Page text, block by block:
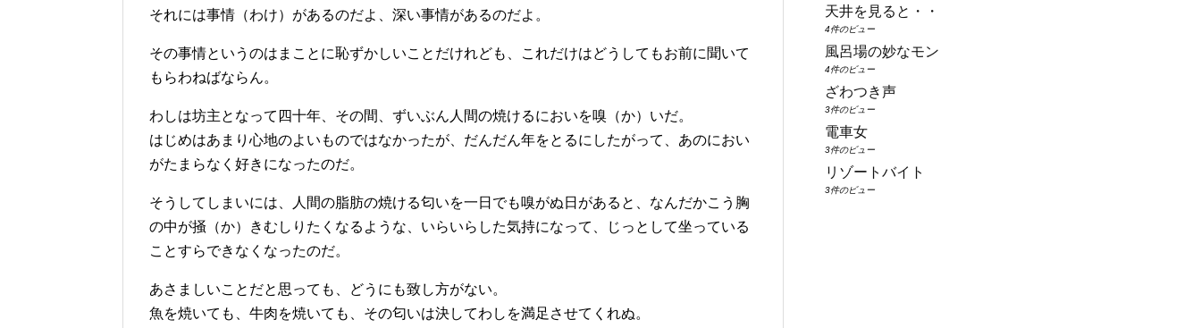
それには事情（わけ）があるのだよ、深い事情があるのだよ。
その事情というのはまことに恥ずかしいことだけれども、これだけはどうしてもお前に聞いて
もらわねばならん。
わしは坊主となって四十年、その間、ずいぶん人間の焼けるにおいを嗅（か）いだ。
はじめはあまり心地のよいものではなかったが、だんだん年をとるにしたがって、あのにおい
がたまらなく好きになったのだ。
そうしてしまいには、人間の脂肪の焼ける匂いを一日でも嗅がぬ日があると、なんだかこう胸
の中が掻（か）きむしりたくなるような、いらいらした気持になって、じっとして坐っている
ことすらできなくなったのだ。
あさましいことだと思っても、どうにも致し方がない。
魚を焼いても、牛肉を焼いても、その匂いは決してわしを満足させてくれぬ。
天井を見ると・・
4件のビュー
風呂場の妙なモン
4件のビュー
ざわつき声
3件のビュー
電車女
3件のビュー
リゾートバイト
3件のビュー